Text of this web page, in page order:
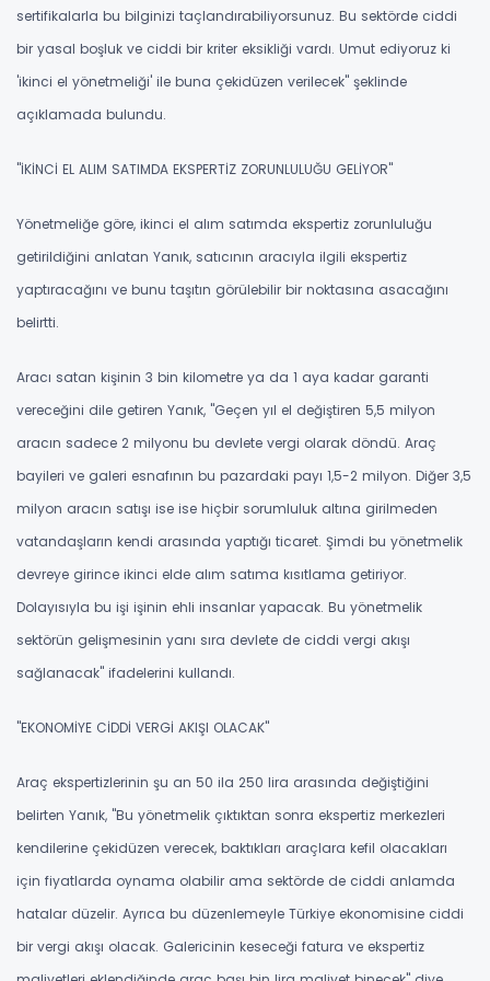
sertifikalarla bu bilginizi taçlandırabiliyorsunuz. Bu sektörde ciddi
bir yasal boşluk ve ciddi bir kriter eksikliği vardı. Umut ediyoruz ki
'ikinci el yönetmeliği' ile buna çekidüzen verilecek" şeklinde
açıklamada bulundu.
"İKİNCİ EL ALIM SATIMDA EKSPERTİZ ZORUNLULUĞU GELİYOR"
Yönetmeliğe göre, ikinci el alım satımda ekspertiz zorunluluğu
getirildiğini anlatan Yanık, satıcının aracıyla ilgili ekspertiz
yaptıracağını ve bunu taşıtın görülebilir bir noktasına asacağını
belirtti.
Aracı satan kişinin 3 bin kilometre ya da 1 aya kadar garanti
vereceğini dile getiren Yanık, "Geçen yıl el değiştiren 5,5 milyon
aracın sadece 2 milyonu bu devlete vergi olarak döndü. Araç
bayileri ve galeri esnafının bu pazardaki payı 1,5-2 milyon. Diğer 3,5
milyon aracın satışı ise ise hiçbir sorumluluk altına girilmeden
vatandaşların kendi arasında yaptığı ticaret. Şimdi bu yönetmelik
devreye girince ikinci elde alım satıma kısıtlama getiriyor.
Dolayısıyla bu işi işinin ehli insanlar yapacak. Bu yönetmelik
sektörün gelişmesinin yanı sıra devlete de ciddi vergi akışı
sağlanacak" ifadelerini kullandı.
''EKONOMİYE CİDDİ VERGİ AKIŞI OLACAK"
Araç ekspertizlerinin şu an 50 ila 250 lira arasında değiştiğini
belirten Yanık, "Bu yönetmelik çıktıktan sonra ekspertiz merkezleri
kendilerine çekidüzen verecek, baktıkları araçlara kefil olacakları
için fiyatlarda oynama olabilir ama sektörde de ciddi anlamda
hatalar düzelir. Ayrıca bu düzenlemeyle Türkiye ekonomisine ciddi
bir vergi akışı olacak. Galericinin keseceği fatura ve ekspertiz